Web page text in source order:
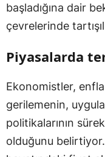
başladığına dair
çevrelerinde
Piyasalarda
Ekonomistler,
gerilemenin,
politikalarının
olduğunu